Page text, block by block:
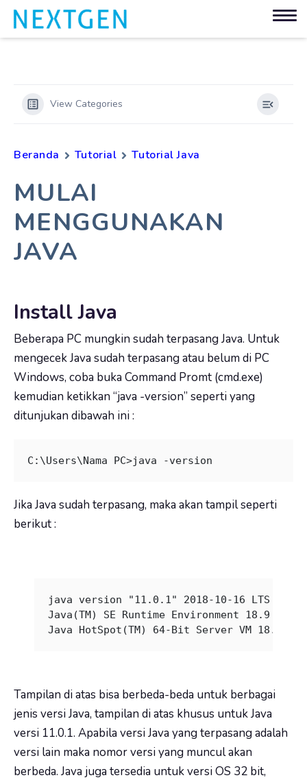
View Categories
Beranda Tutorial Tutorial Java
MULAI
MENGGUNAKAN
JAVA
Install Java
Beberapa PC mungkin sudah terpasang Java. Untuk
mengecek Java sudah terpasang atau belum di PC
Windows, coba buka Command Promt (cmd.exe)
kemudian ketikkan “java -version” seperti yang
ditunjukan dibawah ini :
C:\Users\Nama PC>java -version
Jika Java sudah terpasang, maka akan tampil seperti
berikut :
java version "11.0.1" 2018-10-16 LTS
Java(TM) SE Runtime Environment 18.9
Java HotSpot(TM) 64-Bit Server VM 18.9
Tampilan di atas bisa berbeda-beda untuk berbagai
jenis versi Java, tampilan di atas khusus untuk Java
versi 11.0.1. Apabila versi Java yang terpasang adalah
versi lain maka nomor versi yang muncul akan
berbeda. Java juga tersedia untuk versi OS 32 bit,